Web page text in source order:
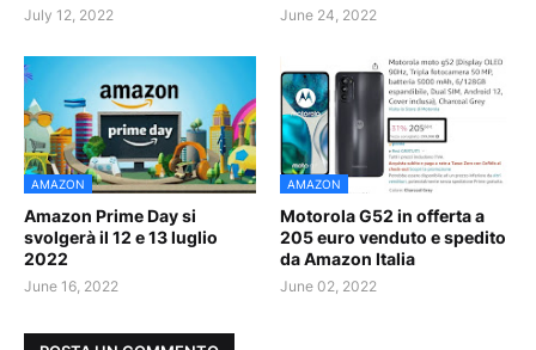
July 12, 2022 June 24, 2022
AMAZON
Amazon Prime Day si
svolgerà il 12 e 13 luglio
2022
June 16, 2022
AMAZON
Motorola G52 in offerta a
205 euro venduto e spedito
da Amazon Italia
June 02, 2022